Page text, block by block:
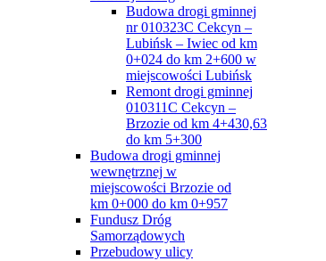
Budowa drogi gminnej
nr 010323C Cekcyn –
Lubińsk – Iwiec od km
0+024 do km 2+600 w
miejscowości Lubińsk
Remont drogi gminnej
010311C Cekcyn –
Brzozie od km 4+430,63
do km 5+300
Budowa drogi gminnej
wewnętrznej w
miejscowości Brzozie od
km 0+000 do km 0+957
Fundusz Dróg
Samorządowych
Przebudowy ulicy